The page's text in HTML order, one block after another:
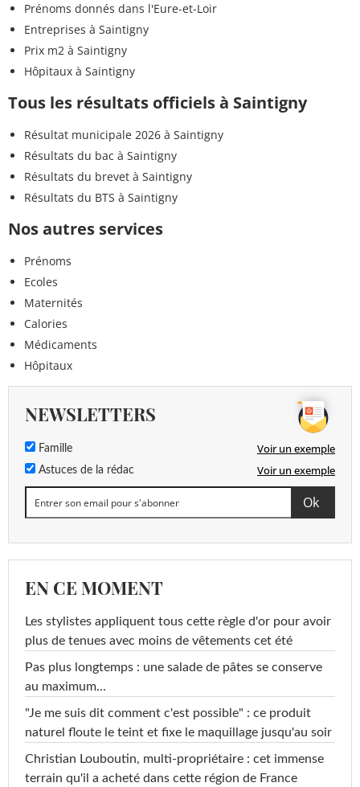
Prénoms donnés dans l'Eure-et-Loir
Entreprises à Saintigny
Prix m2 à Saintigny
Hôpitaux à Saintigny
Tous les résultats officiels à Saintigny
Résultat municipale 2026 à Saintigny
Résultats du bac à Saintigny
Résultats du brevet à Saintigny
Résultats du BTS à Saintigny
Nos autres services
Prénoms
Ecoles
Maternités
Calories
Médicaments
Hôpitaux
NEWSLETTERS
Famille Voir un exemple
Astuces de la rédac Voir un exemple
EN CE MOMENT
Les stylistes appliquent tous cette règle d'or pour avoir
plus de tenues avec moins de vêtements cet été
Pas plus longtemps : une salade de pâtes se conserve
au maximum...
"Je me suis dit comment c'est possible" : ce produit
naturel floute le teint et fixe le maquillage jusqu'au soir
Christian Louboutin, multi-propriétaire : cet immense
terrain qu'il a acheté dans cette région de France